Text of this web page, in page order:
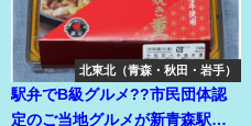
北東北（青森・秋田・岩手）
駅弁でB級グルメ??市民団体認
定のご当地グルメが新青森駅で